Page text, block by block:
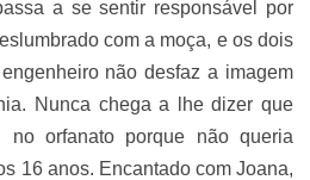
a se sentir responsável por
com a moça, e os dois
não desfaz a imagem
Nunca chega a lhe dizer que
no orfanato porque não queria
16 anos. Encantado com Joana,